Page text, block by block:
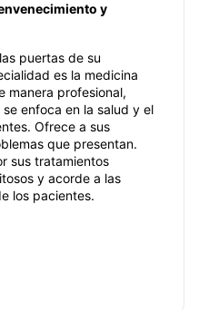
y
puertas de su
es la medicina
manera profesional,
enfoca en la salud y el
Ofrece a sus
que presentan.
sus tratamientos
y acorde a las
los pacientes.
se encuentra la